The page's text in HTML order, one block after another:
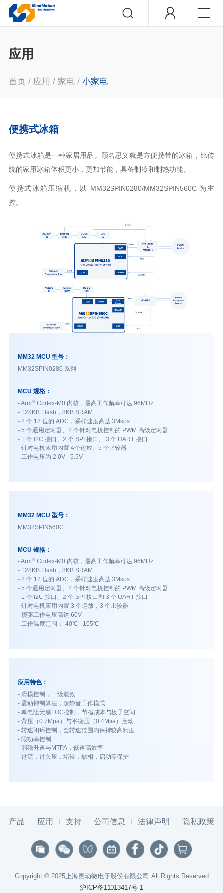
应用
首页 / 应用 / 家电/ 小家电
便携式冰箱
便携式冰箱是一种家居用品。顾名思义就是方便携带的冰箱，比传
统的家用冰箱体积更小，更加节能，具备制冷和制热功能。
便携式冰箱压缩机，以 MM32SPIN0280/MM32SPIN560C 为主
控。
MM32 MCU 型号：
MM32SPIN0280 系列
MCU 规格：
- Arm®Cortex-M0 内核，最高工作频率可达 96MHz
- 128KB Flash，8KB SRAM
- 2 个 12 位的 ADC，采样速度高达 3Msps
- 5 个通用定时器、2 个针对电机控制的 PWM 高级定时器
- 1 个 I2C 接口、2 个 SPI 接口、 3 个 UART 接口
- 针对电机应用内置 4个运放、5 个比较器
- 工作电压为 2.0V - 5.5V
MM32 MCU 型号：
MM32SPIN560C
MCU 规格：
- Arm®Cortex-M0 内核，最高工作频率可达 96MHz
- 128KB Flash，8KB SRAM
- 2 个 12 位的 ADC，采样速度高达 3Msps
- 5 个通用定时器、2 个针对电机控制的 PWM 高级定时器
- 1 个 I2C 接口、2 个 SPI 接口和 3 个 UART 接口
- 针对电机应用内置 3 个运放，3 个比较器
- 预驱工作电压高达 60V
- 工作温度范围：-40℃ - 105℃
应用特色：
- 滑模控制，一级能效
- 震动抑制算法，超静音工作模式
- 单电阻无感FOC控制，节省成本与板子空间
- 背压（0.7Mpa）与平衡压（0.4Mpa）启动
- 转速闭环控制，全转速范围内保持较高精度
- 限功率控制
- 弱磁升速与MTPA，低速高效率
- 过流，过欠压，堵转，缺相，启动等保护
产品 应用 支持 公司信息 法律声明 隐私政策
Copyright © 2025上海灵动微电子股份有限公司 All Rights Reserved
沪ICP备11013417号-1